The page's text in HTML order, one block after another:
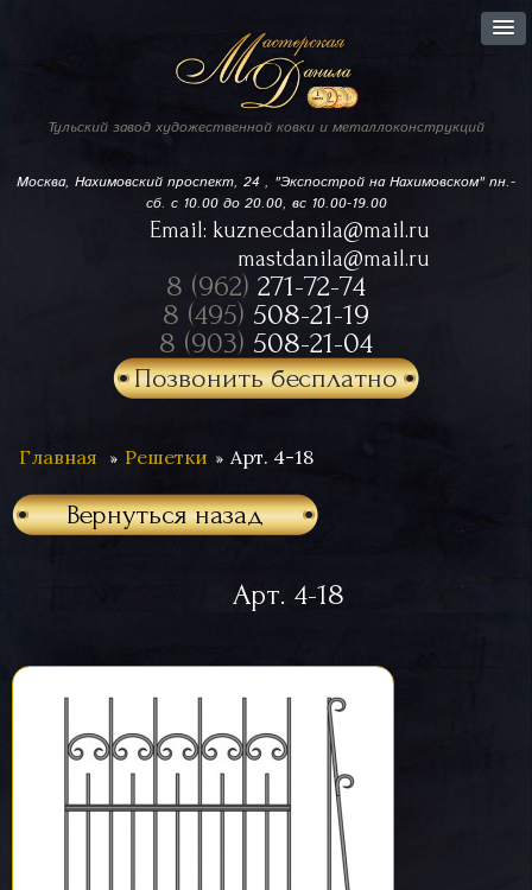
Тульский завод художественной ковки и металлоконструкций
Москва, Нахимовский проспект, 24 , "Экспострой на Нахимовском"пн.-
сб. с 10.00 до 20.00, вс 10.00-19.00
Email: kuznecdanila@mail.ru
mastdanila@mail.ru
8 (962) 271-72-74
8 (495) 508-21-19
8 (903) 508-21-04
Позвонить бесплатно
Главная Решетки Арт. 4-18
Вернуться назад
Арт. 4-18